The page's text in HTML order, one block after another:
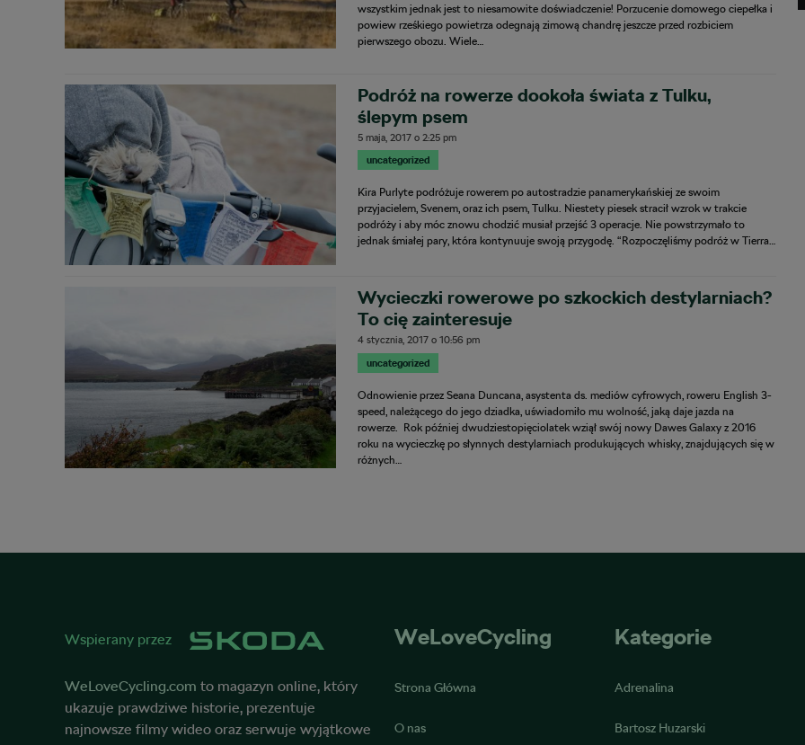
wszystkim jednak jest to niesamowite doświadczenie! Porzucenie domowego ciepełka i
powiew rześkiego powietrza odegnają zimową chandrę jeszcze przed rozbiciem
pierwszego obozu. Wiele…
Podróż na rowerze dookoła świata z Tulku,
ślepym psem
5 maja, 2017 o2:25 pm
uncategorized
Kira Purlyte podróżuje rowerem po autostradzie panamerykańskiej ze swoim
przyjacielem, Svenem, oraz ich psem, Tulku. Niestety piesek stracił wzrok w trakcie
podróży i aby móc znowu chodzić musiał przejść 3 operacje. Nie powstrzymało to
jednak śmiałej pary, która kontynuuje swoją przygodę. “Rozpoczęliśmy podróż w Tierra…
Wycieczki rowerowe po szkockich destylarniach?
To cię zainteresuje
4 stycznia, 2017 o10:56 pm
uncategorized
Odnowienie przez Seana Duncana, asystenta ds. mediów cyfrowych, roweru English 3-
speed, należącego do jego dziadka, uświadomiło mu wolność, jaką daje jazda na
rowerze. Rok później dwudziestopięciolatek wziął swój nowy Dawes Galaxy z 2016
roku na wycieczkę po słynnych destylarniach produkujących whisky, znajdujących się w
różnych…
Wspierany przez
WeLoveCycling.com to magazyn online, który
ukazuje prawdziwe historie, prezentuje
najnowsze filmy wideo oraz serwuje wyjątkowe
WeLoveCycling
Strona Główna
O nas
Kategorie
Adrenalina
Bartosz Huzarski